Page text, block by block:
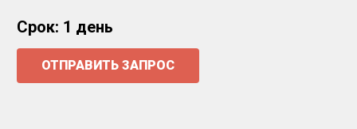
Срок: 1 день
ОТПРАВИТЬ ЗАПРОС